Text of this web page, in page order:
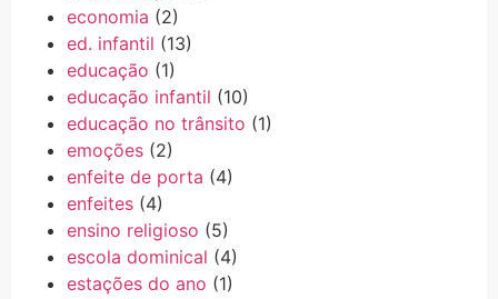
economia (2)
ed. infantil (13)
educação (1)
educação infantil (10)
educação no trânsito (1)
emoções (2)
enfeite de porta (4)
enfeites (4)
ensino religioso (5)
escola dominical (4)
estações do ano (1)